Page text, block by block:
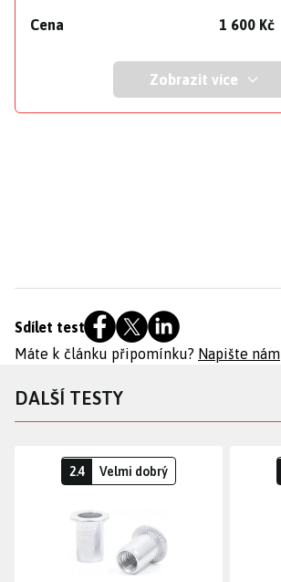
Cena 1 600 Kč
Zobrazit více
Sdílet test
Máte k článku připomínku? Napište nám
DALŠÍ TESTY
2.4 Velmi dobrý